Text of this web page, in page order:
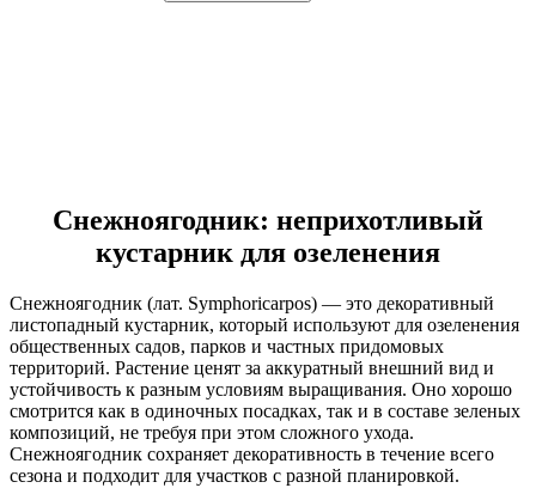
Снежноягодник: неприхотливый
кустарник для озеленения
Снежноягодник (лат. Symphoricarpos) — это декоративный
листопадный кустарник, который используют для озеленения
общественных садов, парков и частных придомовых
территорий. Растение ценят за аккуратный внешний вид и
устойчивость к разным условиям выращивания. Оно хорошо
смотрится как в одиночных посадках, так и в составе зеленых
композиций, не требуя при этом сложного ухода.
Снежноягодник сохраняет декоративность в течение всего
сезона и подходит для участков с разной планировкой.